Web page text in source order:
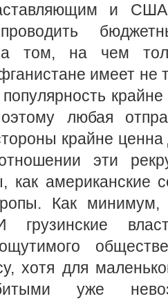
и
том, на чем
имеет не
любая
крайне
эти
как американские
Как минимум,
грузинские
хотя для
уже